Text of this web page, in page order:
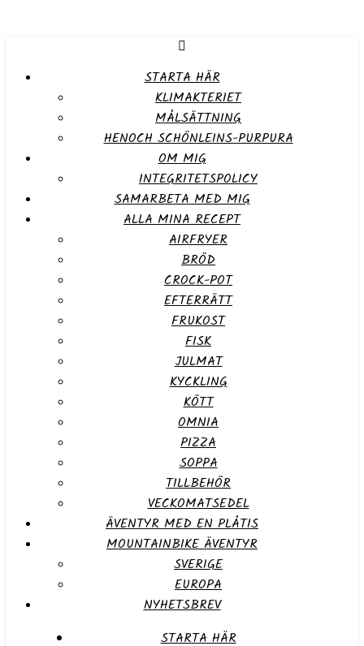
STARTA HÄR
KLIMAKTERIET
MÅLSÄTTNING
HENOCH SCHÖNLEINS-PURPURA
OM MIG
INTEGRITETSPOLICY
SAMARBETA MED MIG
ALLA MINA RECEPT
AIRFRYER
BRÖD
CROCK-POT
EFTERRÄTT
FRUKOST
FISK
JULMAT
KYCKLING
KÖTT
OMNIA
PIZZA
SOPPA
TILLBEHÖR
VECKOMATSEDEL
ÄVENTYR MED EN PLÅTIS
MOUNTAINBIKE ÄVENTYR
SVERIGE
EUROPA
NYHETSBREV
STARTA HÄR